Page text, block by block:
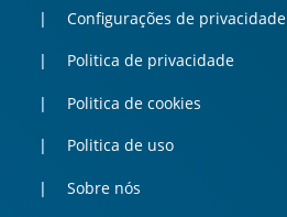
Configurações de privacidade
Politica de privacidade
Politica de cookies
Politica de uso
Sobre nós